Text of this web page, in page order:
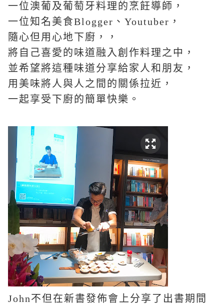
一位澳葡及葡萄牙料理的烹飪導師，
一位知名美食Blogger 、 Youtuber ，
隨心但用心地下廚，，
將自己喜愛的味道融入創作料理之中，
並希望將這種味道分享給家人和朋友，
用美味將人與人之間的關係拉近，
一起享受下廚的簡單快樂。
John不但在新書發佈會上分享了出書期間